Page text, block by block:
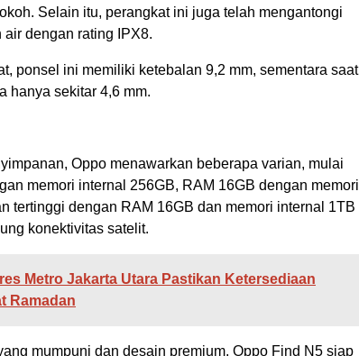
Selain itu, perangkat ini juga telah mengantongi
dengan rating IPX8.
ponsel ini memiliki ketebalan 9,2 mm, sementara saat
hanya sekitar 4,6 mm.
Oppo menawarkan beberapa varian, mulai
memori internal 256GB, RAM 16GB dengan memori
tertinggi dengan RAM 16GB dan memori internal 1TB
konektivitas satelit.
Metro Jakarta Utara Pastikan Ketersediaan
Ramadan
mumpuni dan desain premium, Oppo Find N5 siap